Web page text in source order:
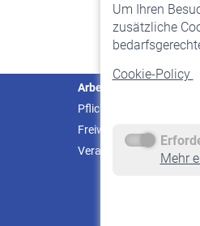
Um Ihren
zusätzliche
Cookie-Policy
Mehr
Arbeitgeber
Pflichtversicherung
Freiwillige Versicherung
Veranstaltungen